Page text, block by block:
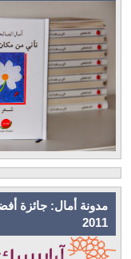
مدونة أمال: جائزة
2011